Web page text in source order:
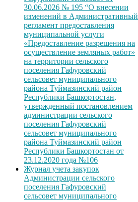
30.06.2026 № 195 “О внесении
изменений в Административный
регламент предоставления
муниципальной услуги
«Предоставление разрешения на
осуществление земляных работ»
на территории сельского
поселения Гафуровский
сельсовет муниципального
района Туймазинский район
Республики Башкортостан,
утвержденный постановлением
администрации сельского
поселения Гафуровский
сельсовет муниципального
района Туймазинский район
Республики Башкортостан от
23.12.2020 года №106
Журнал учета закупок
Администрации сельского
поселения Гафуровский
сельсовет муниципального